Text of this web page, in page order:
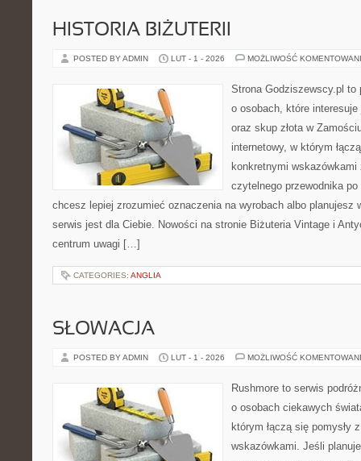
HISTORIA BIŻUTERII
POSTED BY ADMIN LUT - 1 - 2026 MOŻLIWOŚĆ
Strona Godziszewscy.pl
o osobach, które
oraz skup złota w
internetowy, w którym
konkretnymi
czytelnego przewodnika
chcesz lepiej zrozumieć oznaczenia na wyrobach albo planujesz
serwis jest dla Ciebie. Nowości na stronie Biżuteria Vintage i
centrum uwagi […]
CATEGORIES: ANGLIA
SŁOWACJA
POSTED BY ADMIN LUT - 1 - 2026 MOŻLIWOŚĆ
Rushmore to serwis
o osobach ciekawych
którym łączą się pomysły
wskazówkami. Jeśli